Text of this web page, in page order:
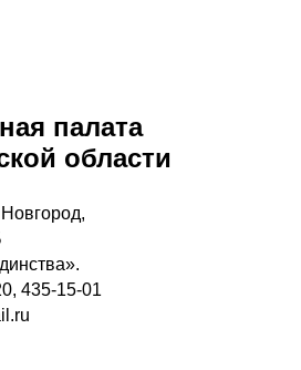
палата
области
435-15-01